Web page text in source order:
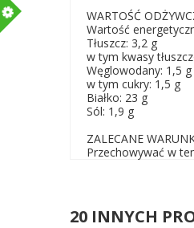
WARTOŚĆ
Wartość
Tłuszcz: 3,2 g
w tym kwasy
Węglowodany: 1,5 g
w tym cukry: 1,5 g
Białko: 23 g
Sól: 1,9 g
ZALECANE
Przechowywać w
20 INNYCH